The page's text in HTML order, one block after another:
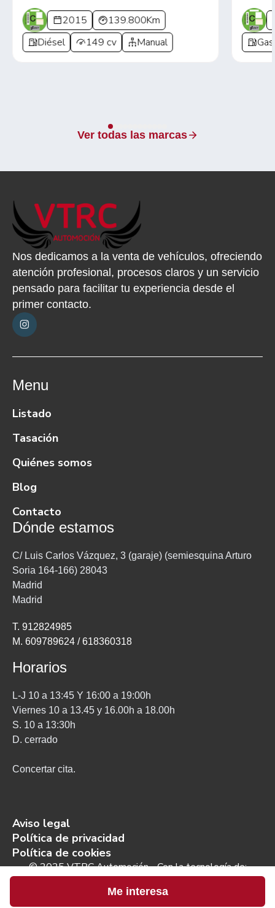
Me interesa
2015
139.800Km
Diésel
149 cv Manual
Ver todas las marcas
Nos dedicamos a la venta de vehículos, ofreciendo
atención profesional, procesos claros y un servicio
pensado para facilitar tu experiencia desde el
primer contacto.
Menu
Listado
Tasación
Quiénes somos
Blog
Contacto
Dónde estamos
C/ Luis Carlos Vázquez, 3 (garaje) (semiesquina Arturo
Soria 164-166) 28043
Madrid
Madrid
T. 912824985
M. 609789624 / 618360318
Horarios
L-J 10 a 13:45 Y 16:00 a 19:00h
Viernes 10 a 13.45 y 16.00h a 18.00h
S. 10 a 13:30h
D. cerrado
Concertar cita.
Aviso legal
Política de privacidad
Política de cookies
© 2025 VTRC Automoción - Con la tecnología de: